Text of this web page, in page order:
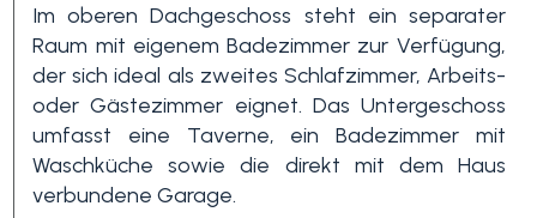
Im oberen Dachgeschoss steht ein separater
Raum mit eigenem Badezimmer zur Verfügung,
der sich ideal als zweites Schlafzimmer, Arbeits-
oder Gästezimmer eignet. Das Untergeschoss
umfasst eine Taverne, ein Badezimmer mit
Waschküche sowie die direkt mit dem Haus
verbundene Garage.
Balkon / Terrasse
Aufzug
Schwimmbad